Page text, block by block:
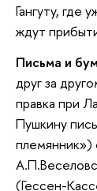
Гангуту, где
ждут
Письма и
друг за
правка при
Пушкину
племянник»)
(Гессен-